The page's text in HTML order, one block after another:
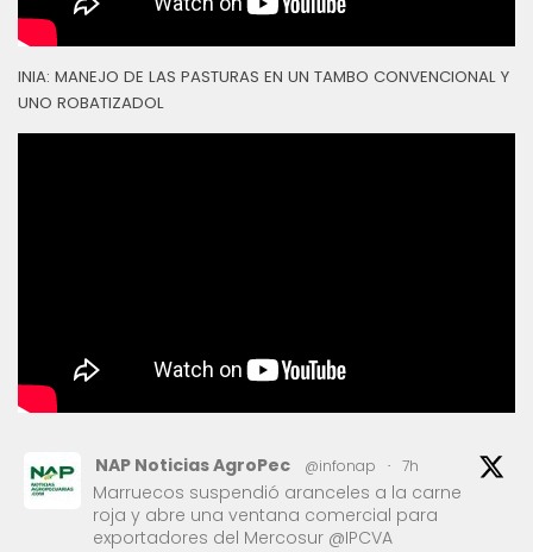
INIA: MANEJO DE LAS PASTURAS EN UN TAMBO CONVENCIONAL Y
UNO ROBATIZADOL
NAP Noticias AgroPec @infonap · 7h
Marruecos suspendió aranceles a la carne
roja y abre una ventana comercial para
exportadores del Mercosur @IPCVA